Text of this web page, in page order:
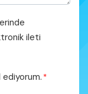
ileti
*